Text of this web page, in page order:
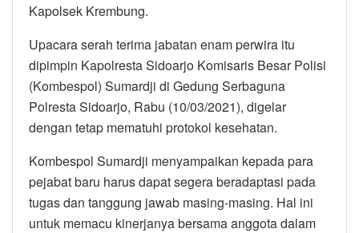
Kapolsek Krembung.
Upacara serah terima jabatan enam perwira itu
dipimpin Kapolresta Sidoarjo Komisaris Besar Polisi
(Kombespol) Sumardji di Gedung Serbaguna
Polresta Sidoarjo, Rabu (10/03/2021), digelar
dengan tetap mematuhi protokol kesehatan.
Kombespol Sumardji menyampaikan kepada para
pejabat baru harus dapat segera beradaptasi pada
tugas dan tanggung jawab masing-masing. Hal ini
untuk memacu kinerjanya bersama anggota dalam